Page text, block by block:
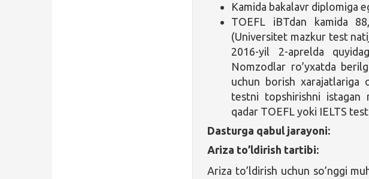
Kamida bakalavr diplomiga
TOEFL iBTdan kamida
(Universitet mazkur test
2016-yil 2-aprelda
Nomzodlar ro’yxatda
uchun borish xarajatlariga
testni topshirishni istagan
qadar TOEFL yoki IELTS
Dasturga qabul jarayoni:
Ariza to’ldirish tartibi:
Ariza to’ldirish uchun so’nggi